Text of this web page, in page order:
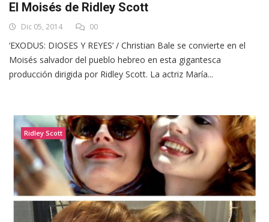
El Moisés de Ridley Scott
Dic 05, 2014 00
‘EXODUS: DIOSES Y REYES’ / Christian Bale se convierte en el
Moisés salvador del pueblo hebreo en esta gigantesca
producción dirigida por Ridley Scott. La actriz María...
Ridley Scott